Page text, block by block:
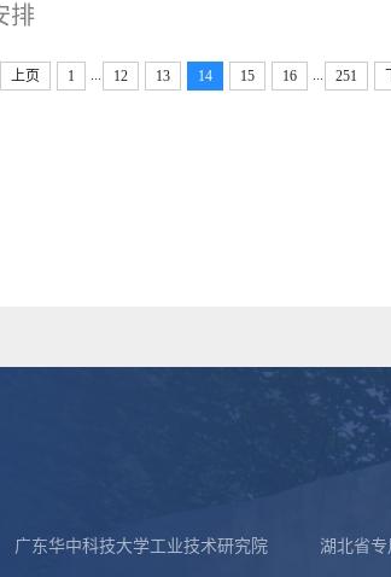
排
上页 1 12 13 14 15 16 251
广东华中科技大学工业技术研究院 湖北省